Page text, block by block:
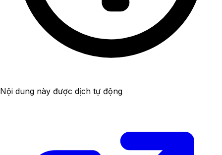
Nội dung này được dịch tự động